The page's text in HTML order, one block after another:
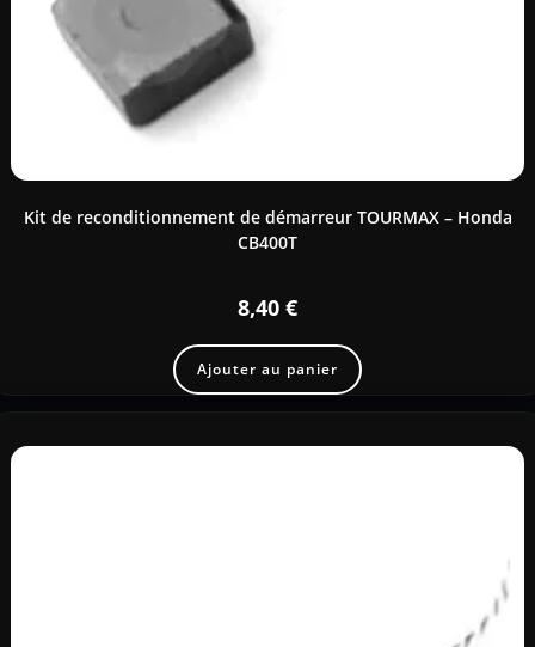
Kit de reconditionnement de démarreur TOURMAX – Honda
CB400T
8,40 €
Ajouter au panier